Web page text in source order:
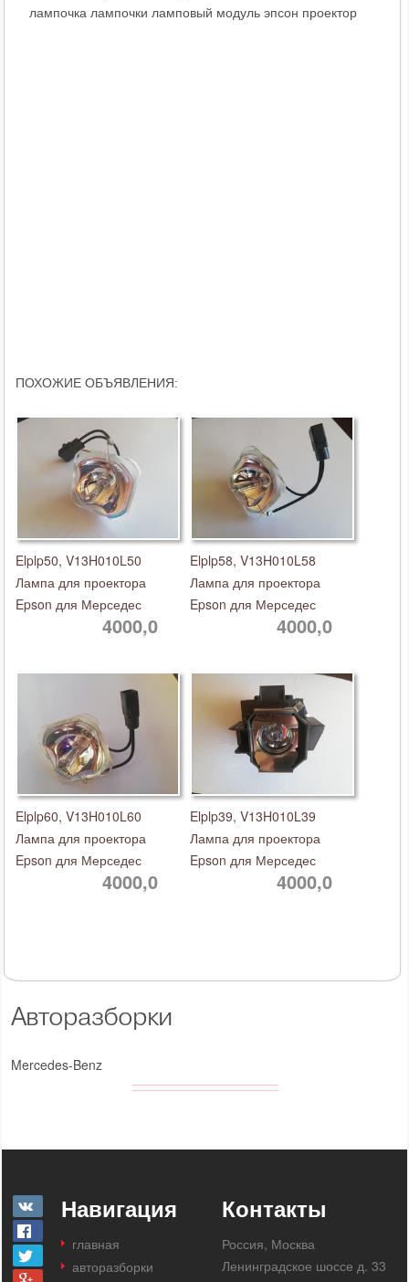
Авторазборки
Mercedes-Benz
лампочка лампочки ламповый модуль эпсон проектор
ПОХОЖИЕ ОБЪЯВЛЕНИЯ:
Elplp50, V13H010L50
Лампа для проектора
Epson для Мерседес
4000,0
Elplp58, V13H010L58
Лампа для проектора
Epson для Мерседес
4000,0
Elplp60, V13H010L60
Лампа для проектора
Epson для Мерседес
4000,0
Elplp39, V13H010L39
Лампа для проектора
Epson для Мерседес
4000,0
Навигация
главная
авторазборки
Контакты
Россия, Москва
Ленинградское шоссе д. 33